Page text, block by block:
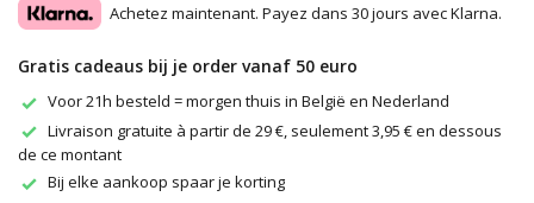
Achetez maintenant. Payez dans 30 jours avec Klarna.
Gratis cadeaus bij je order vanaf 50 euro
Voor 21h besteld = morgen thuis in België en Nederland
Livraison gratuite à partir de 29 €, seulement 3,95 € en dessous
de ce montant
Bij elke aankoop spaar je korting